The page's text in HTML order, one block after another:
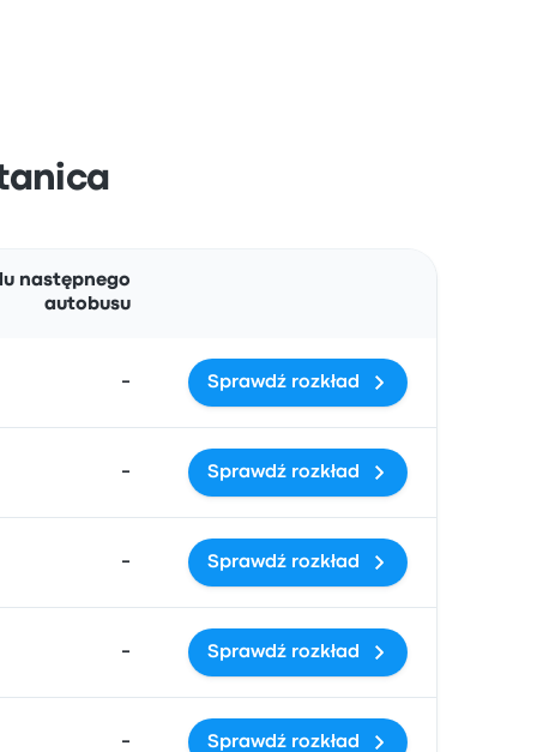
następnego
autobusu
- Sprawdź rozkład
- Sprawdź rozkład
- Sprawdź rozkład
- Sprawdź rozkład
- Sprawdź rozkład